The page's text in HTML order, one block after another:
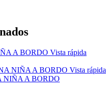
Vista rápida
Vista rápida
NIÑA A BORDO